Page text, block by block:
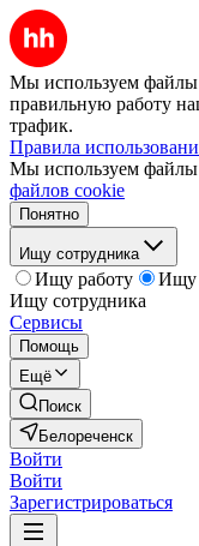
Мы используем файлы
правильную работу
трафик.
Правила
Мы используем файлы
файлов cookie
Понятно
Ищу сотрудника
Ищу работу
Ищу
Ищу сотрудника
Сервисы
Помощь
Ещё
Поиск
Белореченск
Войти
Войти
Зарегистрироваться